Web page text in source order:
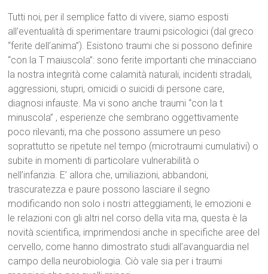
Tutti noi, per il semplice fatto di vivere, siamo esposti
all’eventualità di sperimentare traumi psicologici (dal greco
“ferite dell’anima”). Esistono traumi che si possono definire
“con la T maiuscola”: sono ferite importanti che minacciano
la nostra integrità come calamità naturali, incidenti stradali,
aggressioni, stupri, omicidi o suicidi di persone care,
diagnosi infauste. Ma vi sono anche traumi “con la t
minuscola” , esperienze che sembrano oggettivamente
poco rilevanti, ma che possono assumere un peso
soprattutto se ripetute nel tempo (microtraumi cumulativi) o
subite in momenti di particolare vulnerabilità o
nell’infanzia. E’ allora che, umiliazioni, abbandoni,
trascuratezza e paure possono lasciare il segno
modificando non solo i nostri atteggiamenti, le emozioni e
le relazioni con gli altri nel corso della vita ma, questa è la
novità scientifica, imprimendosi anche in specifiche aree del
cervello, come hanno dimostrato studi all’avanguardia nel
campo della neurobiologia. Ciò vale sia per i traumi